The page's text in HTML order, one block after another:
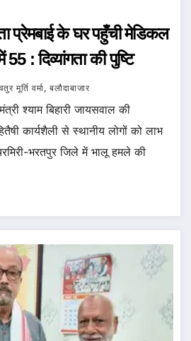
प्रेमबाई के घर पहुँची मेडिकल
55 : दिव्यांगता की पुष्टि
मूर्ति वर्मा, बलौदाबाजार
श्याम बिहारी जायसवाल की
कार्यशैली से स्थानीय लोगों को लाभ
भरतपुर जिले में भालू हमले की